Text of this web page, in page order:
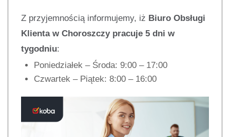
Z przyjemnością informujemy, iż Biuro Obsługi
Klienta w Choroszczy pracuje 5 dni w
tygodniu:
Poniedziałek – Środa: 9:00 – 17:00
Czwartek – Piątek: 8:00 – 16:00